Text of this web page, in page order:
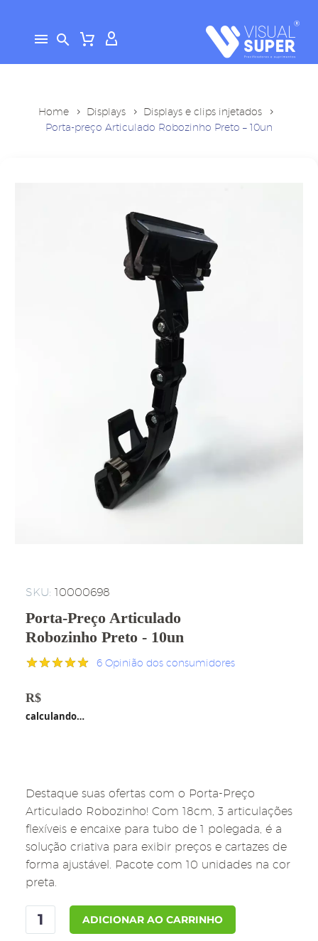
Home Displays
Displays e clips injetados
Porta-preço Articulado Robozinho Preto – 10un
SKU: 10000698
Porta-Preço Articulado
Robozinho Preto - 10un
como
de 5, com
baseado
6 Opinião dos consumidores
R$
calculando…
Destaque suas ofertas com o Porta-Preço
Articulado Robozinho! Com 18cm, 3 articulações
flexíveis e encaixe para tubo de 1 polegada, é a
solução criativa para exibir preços e cartazes de
forma ajustável. Pacote com 10 unidades na cor
preta.
Porta-
preço
ADICIONAR AO CARRINHO